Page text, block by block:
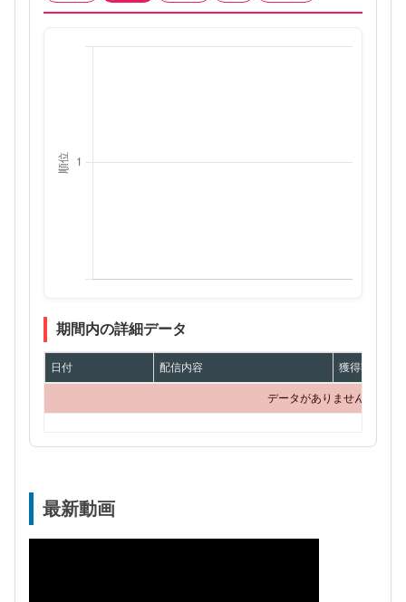
期間内の詳細データ
日付 配信内容 獲得額
データがありません
最新動画